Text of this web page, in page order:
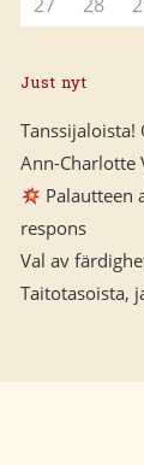
Just nyt
Ann-Charlotte
Palautteen
respons
Val av
Taitotasoista,